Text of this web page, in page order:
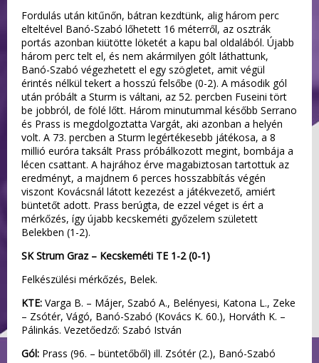
Fordulás után kitűnőn, bátran kezdtünk, alig három perc
elteltével Banó-Szabó lőhetett 16 méterről, az osztrák
portás azonban kiütötte löketét a kapu bal oldalából. Újabb
három perc telt el, és nem akármilyen gólt láthattunk,
Banó-Szabó végezhetett el egy szögletet, amit végül
érintés nélkül tekert a hosszú felsőbe (0-2). A második gól
után próbált a Sturm is váltani, az 52. percben Fuseini tört
be jobbról, de fölé lőtt. Három minutummal később Serrano
és Prass is megdolgoztatta Vargát, aki azonban a helyén
volt. A 73. percben a Sturm legértékesebb játékosa, a 8
millió euróra taksált Prass próbálkozott megint, bombája a
lécen csattant. A hajrához érve magabiztosan tartottuk az
eredményt, a majdnem 6 perces hosszabbítás végén
viszont Kovácsnál látott kezezést a játékvezető, amiért
büntetőt adott. Prass berúgta, de ezzel véget is ért a
mérkőzés, így újabb kecskeméti győzelem született
Belekben (1-2).
SK Strum Graz – Kecskeméti TE 1-2 (0-1)
Felkészülési mérkőzés, Belek.
KTE: Varga B. – Májer, Szabó A., Belényesi, Katona L., Zeke
– Zsótér, Vágó, Banó-Szabó (Kovács K. 60.), Horváth K. –
Pálinkás. Vezetőedző: Szabó István
Gól: Prass (96. – büntetőből) ill. Zsótér (2.), Banó-Szabó